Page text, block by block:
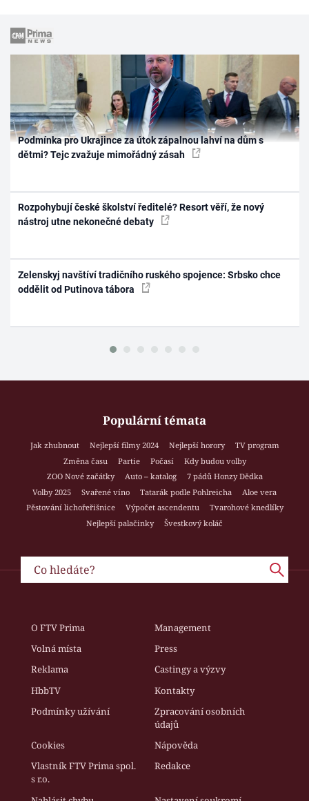
Podmínka pro Ukrajince za útok zápalnou lahví na dům s
dětmi? Tejc zvažuje mimořádný zásah
Rozpohybují české školství ředitelé? Resort věří, že nový
nástroj utne nekonečné debaty
Zelenskyj navštíví tradičního ruského spojence: Srbsko chce
oddělit od Putinova tábora
Populární témata
Jak zhubnout Nejlepší filmy 2024 Nejlepší horory
TV program
Změna času
Partie Počasí
Kdy budou volby
ZOO Nové začátky
Auto – katalog
7 pádů Honzy Dědka
Volby 2025
Svařené víno Tatarák podle Pohlreicha
Aloe vera
Pěstování lichořeřišnice
Výpočet ascendentu
Tvarohové knedlíky
Nejlepší palačinky
Švestkový koláč
O FTV Prima
Management
Volná místa
Press
Reklama
Castingy a výzvy
HbbTV
Kontakty
Podmínky užívání
Zpracování osobních
údajů
Cookies
Nápověda
Vlastník FTV Prima spol.
s r.o.
Redakce